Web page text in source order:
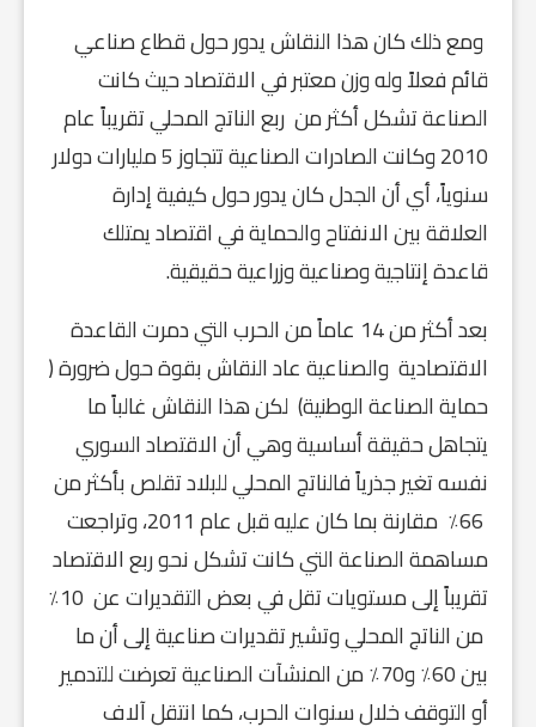
ومع ذلك كان هذا النقاش يدور حول قطاع صناعي
قائم فعلاً وله وزن معتبر في الاقتصاد حيث كانت
الصناعة تشكل أكثر من ربع الناتج المحلي تقريباً عام
2010 وكانت الصادرات الصناعية تتجاوز 5 مليارات دولار
سنوياً، أي أن الجدل كان يدور حول كيفية إدارة
العلاقة بين الانفتاح والحماية في اقتصاد يمتلك
قاعدة إنتاجية وصناعية وزراعية حقيقية.
بعد أكثر من 14 عاماً من الحرب التي دمرت القاعدة
الاقتصادية والصناعية عاد النقاش بقوة حول ضرورة (
حماية الصناعة الوطنية) لكن هذا النقاش غالباً ما
يتجاهل حقيقة أساسية وهي أن الاقتصاد السوري
نفسه تغير جذرياً فالناتج المحلي للبلاد تقلص بأكثر من
66٪ مقارنة بما كان عليه قبل عام 2011، وتراجعت
مساهمة الصناعة التي كانت تشكل نحو ربع الاقتصاد
تقريباً إلى مستويات تقل في بعض التقديرات عن 10٪
من الناتج المحلي وتشير تقديرات صناعية إلى أن ما
بين 60٪ و70٪ من المنشآت الصناعية تعرضت للتدمير
أو التوقف خلال سنوات الحرب، كما انتقل آلاف